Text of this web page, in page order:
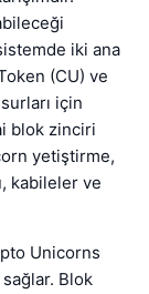
iki ana
(CU) ve
için
blok zinciri
yetiştirme,
kabileler ve
Unicorns
Blok